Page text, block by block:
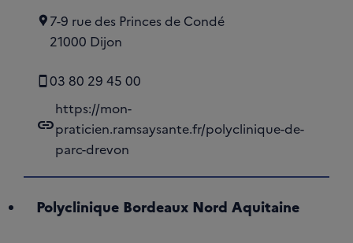
7-9 rue des Princes de Condé
21000 Dijon
03 80 29 45 00
link
https://mon-
praticien.ramsaysante.fr/polyclinique-de-
parc-drevon
Polyclinique Bordeaux Nord Aquitaine